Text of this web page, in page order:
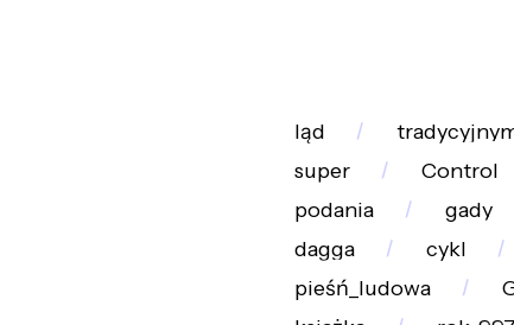
ląd
super
Control
podania
gady
dagga
cykl
pieśń_ludowa